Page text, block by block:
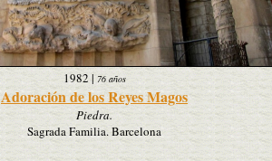
1982 | 76 años
Adoración de los Reyes Magos
Piedra.
Sagrada Familia. Barcelona